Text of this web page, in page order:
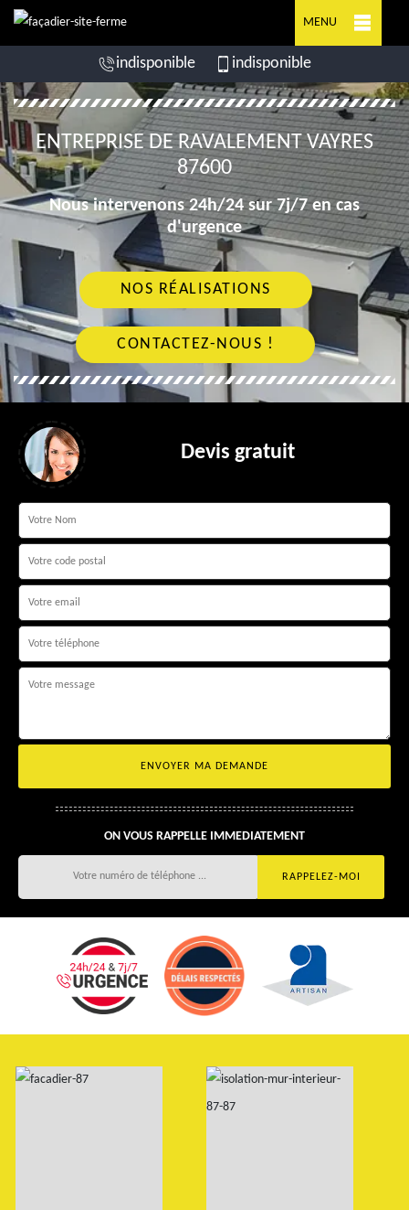
MENU
indisponible indisponible
ENTREPRISE DE RAVALEMENT VAYRES
87600
Nous intervenons 24h/24 sur 7j/7 en cas
d'urgence
NOS RÉALISATIONS
CONTACTEZ-NOUS !
Devis gratuit
ON VOUS RAPPELLE IMMEDIATEMENT